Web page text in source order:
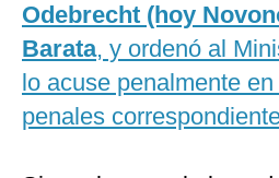
Odebrecht (hoy
Barata, y ordenó al
lo acuse penalmente
penales